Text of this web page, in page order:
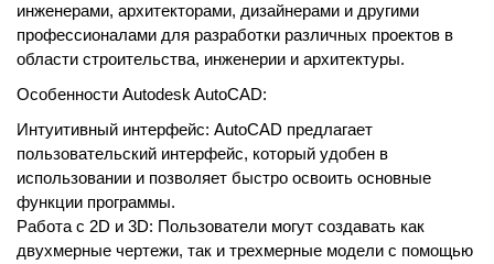
инженерами, архитекторами, дизайнерами и другими
профессионалами для разработки различных проектов в
области строительства, инженерии и архитектуры.
Особенности Autodesk AutoCAD:
Интуитивный интерфейс: AutoCAD предлагает
пользовательский интерфейс, который удобен в
использовании и позволяет быстро освоить основные
функции программы.
Работа с 2D и 3D: Пользователи могут создавать как
двухмерные чертежи, так и трехмерные модели с помощью